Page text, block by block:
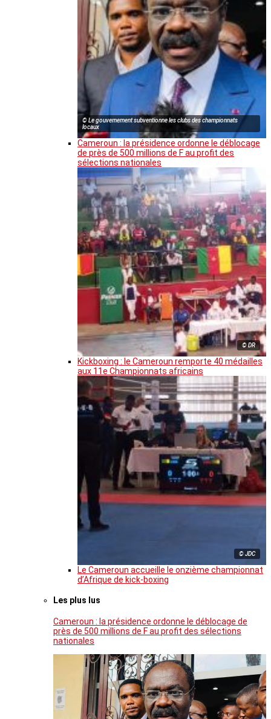
© Le gouvernement subventionne les clubs des championnats
locaux
Cameroun : la présidence ordonne le déblocage
de près de 500 millions de F au profit des
sélections nationales
© DR
Kickboxing : le Cameroun remporte 40 médailles
aux 11e Championnats africains
© JDC
Le Cameroun accueille le onzième championnat
d’Afrique de kick-boxing
Les plus lus
Cameroun : la présidence ordonne le déblocage de
près de 500 millions de F au profit des sélections
nationales